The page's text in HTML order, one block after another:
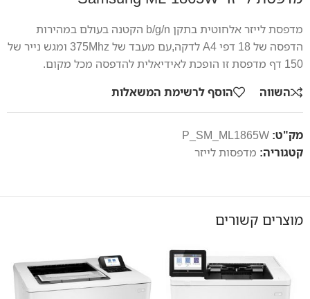
מדפסת לייזר אלחוטית בתקן b/g/n הקטנה בעולם במהירות
הדפסה של 18 דפי A4 לדקה,עם מעבד של 375Mhz ומגש נייר של
150 דף מדפסת זו הופכת לאידיאלית להדפסה מכל מקום.
השווה
הוסף לרשימת המשאלות
מק"ט: P_SM_ML1865W
קטגוריה: מדפסות לייזר
מוצרים קשורים